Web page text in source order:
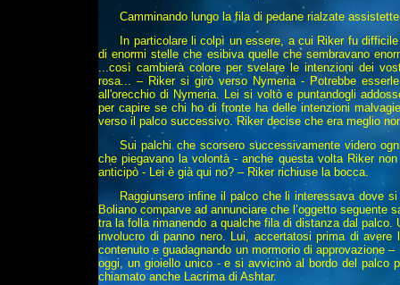
Camminando lungo la fila di pedane rialzate
In particolare li colpì un essere, a cui Riker fu
di enormi stelle che esibiva quelle che sembravano
...così cambierà colore per svelare le intenzioni dei
rosa... – Riker si girò verso Nymeria - Potrebbe
all'orecchio di Nymeria. Lei si voltò e puntandogli
per capire se chi ho di fronte ha delle intenzioni
verso il palco successivo. Riker decise che era meglio
Sui palchi che scorsero successivamente videro
che piegavano la volontà - anche questa volta Riker
anticipò - Lei è già qui no? – Riker richiuse la bocca.
Raggiunsero infine il palco che li interessava dove
Boliano comparve ad annunciare che l’oggetto
tra la folla rimanendo a qualche fila di distanza dal
involucro di panno nero. Lui, accertatosi prima di
contenuto e guadagnando un mormorio di approvazione
oggi, un gioiello unico - e si avvicinò al bordo del palco
chiamato anche Lacrima di Ashtar.